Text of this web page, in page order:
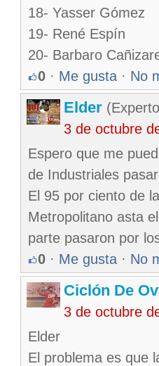
18- Yasser Gómez
19- René Espín
20- Barbaro
0 · Me gusta · No
Elder
3 de octubre
Espero que me
de Industriales
El 95 por ciento de
Metropolitano asta
parte pasaron por
0 · Me gusta · No
Ciclón De
3 de octubre
Elder
El problema es que